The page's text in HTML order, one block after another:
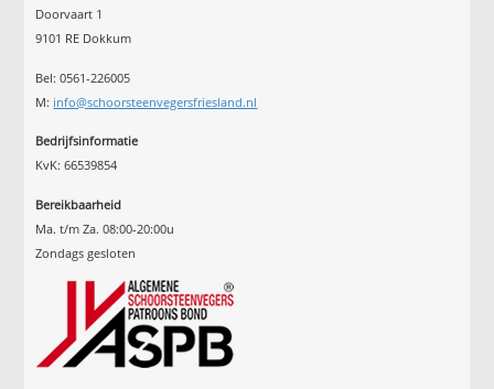
Doorvaart 1
9101 RE Dokkum
Bel: 0561-226005
M: info@schoorsteenvegersfriesland.nl
Bedrijfsinformatie
KvK: 66539854
Bereikbaarheid
Ma. t/m Za. 08:00-20:00u
Zondags gesloten